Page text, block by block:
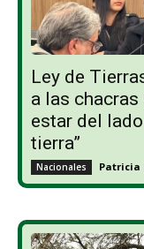
Ley de
a las chacras
estar del
tierra”
Nacionales Patricia